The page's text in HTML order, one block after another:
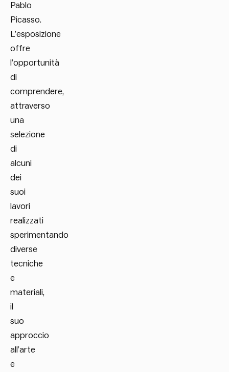
Pablo
Picasso.
L’esposizione
offre
l’opportunità
di
comprendere,
attraverso
una
selezione
di
alcuni
dei
suoi
lavori
realizzati
sperimentando
diverse
tecniche
e
materiali,
il
suo
approccio
all’arte
e